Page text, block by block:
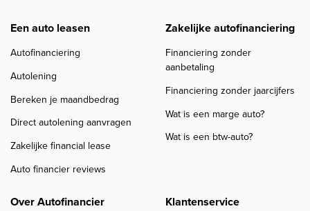
Een auto leasen
Autofinanciering
Autolening
Bereken je maandbedrag
Direct autolening aanvragen
Zakelijke financial lease
Auto financier reviews
Zakelijke autofinanciering
Financiering zonder
aanbetaling
Financiering zonder jaarcijfers
Wat is een marge auto?
Wat is een btw-auto?
Over Autofinancier
Klantenservice